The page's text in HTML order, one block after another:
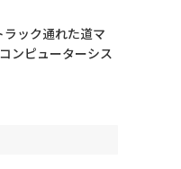
ラック通れた道マ
コンピューターシス